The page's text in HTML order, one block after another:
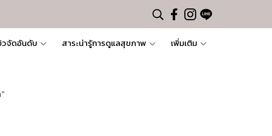
วจัดอันดับ สาระน่ารู้การดูแลสุขภาพ เพิ่มเติม